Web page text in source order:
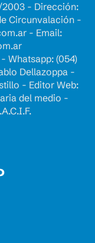
2003 - Dirección:
Circunvalación -
- Email:
Whatsapp: (054)
Dellazoppa -
- Editor Web:
del medio -